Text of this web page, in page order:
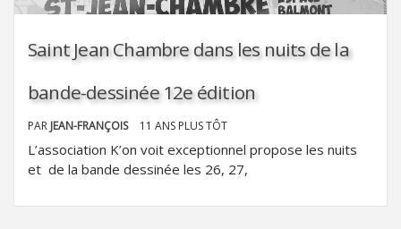
Saint Jean Chambre dans les nuits de la
bande-dessinée 12e édition
PAR JEAN-FRANÇOIS 11 ANS PLUS TÔT
L’association K’on voit exceptionnel propose les nuits
et de la bande dessinée les 26, 27,